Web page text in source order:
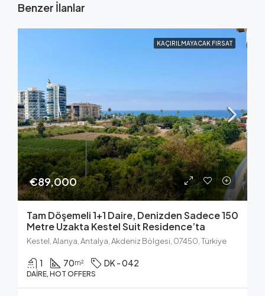
Benzer İlanlar
KAÇIRILMAYACAK FIRSAT
€89,000
Tam Döşemeli 1+1 Daire, Denizden Sadece 150
Metre Uzakta Kestel Suit Residence’ta
Kestel, Alanya, Antalya, Akdeniz Bölgesi, 07450, Türkiye
1 70m² DK - 042
DAIRE, HOT OFFERS